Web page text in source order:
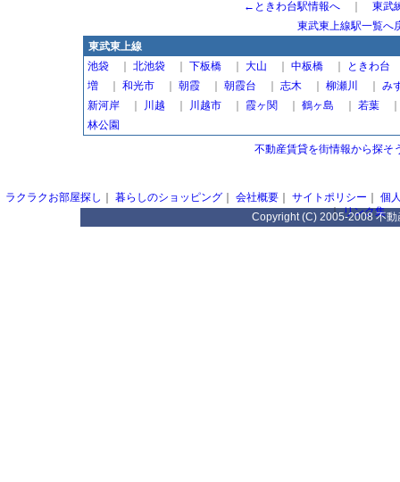
←ときわ台駅情報へ｜ 東武
東武東上線駅一覧へ
東武東上線
池袋
北池袋 下板橋 大山 中板橋 ときわ台
増
和光市 朝霞 朝霞台 志木 柳瀬川
み
新河岸
川越 川越市 霞ヶ関 鶴ヶ島 若葉
林公園
不動産賃貸を街情報から探そ
ラクラクお部屋探し 暮らしのショッピング｜ 会社概要｜ サイトポリシー
個
｜リンク集
Copyright (C) 2005-2008 不